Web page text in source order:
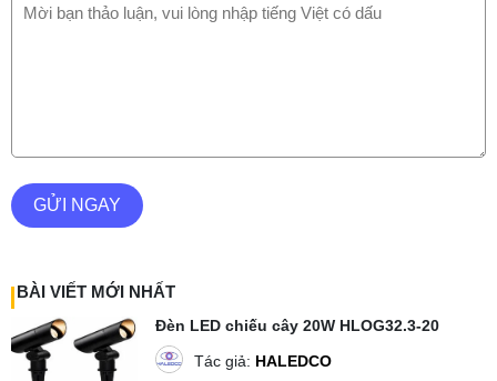
GỬI NGAY
BÀI VIẾT MỚI NHẤT
Đèn LED chiếu cây 20W HLOG32.3-20
Tác giả: HALEDCO